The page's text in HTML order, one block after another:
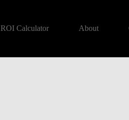
ROI Calculator About